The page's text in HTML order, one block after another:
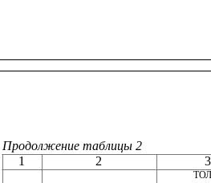
Продолжение таблицы 2
1
2 3